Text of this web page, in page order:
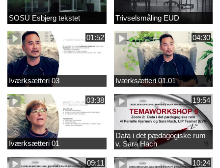
SOSU Esbjerg tekstet Trivselsmåling EUD
01:52
Iværksætteri 03
04:30
Iværksætteri 01.01
03:38
Iværksætteri 01
19:54
Data i det pædagogiske rum
v. Sara Hach
09:11 10:24